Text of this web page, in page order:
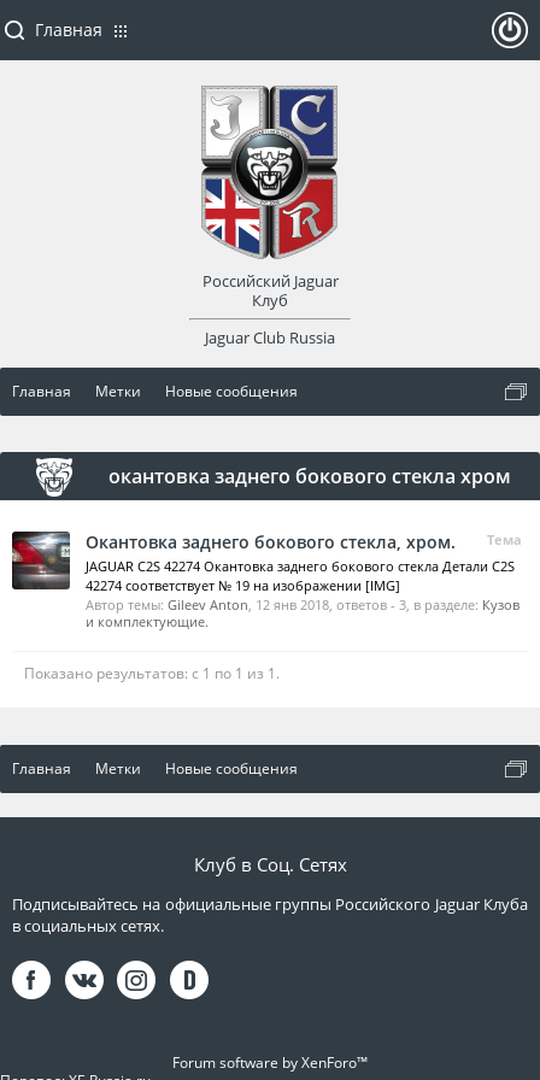
Главная Метки Новые сообщения
окантовка заднего бокового стекла хром
Тема
Окантовка заднего бокового стекла, хром.
JAGUAR C2S 42274 Окантовка заднего бокового стекла Детали C2S
42274 соответствует № 19 на изображении [IMG]
Автор темы: Gileev Anton, 12 янв 2018, ответов - 3, в разделе: Кузов
и комплектующие.
Показано результатов: с 1 по 1 из 1.
Главная Метки Новые сообщения
Главная
Российский Jaguar
Клуб
Jaguar Club Russia
оват
Клуб в Соц. Сетях
Подписывайтесь на официальные группы Российского Jaguar Клуба
в социальных сетях.
Forum software by XenForo™